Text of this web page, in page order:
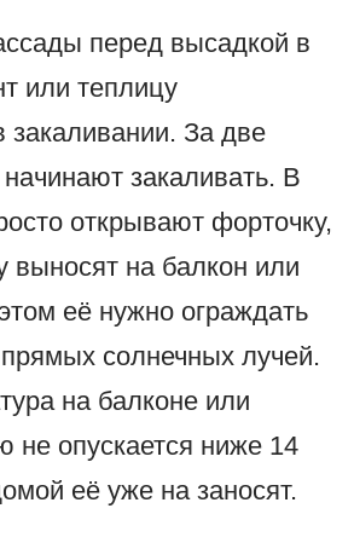
перед высадкой в
или теплицу
закаливании. За две
закаливать. В
открывают форточку,
выносят на балкон или
её нужно ограждать
солнечных лучей.
на балконе или
не опускается ниже 14
её уже на заносят.